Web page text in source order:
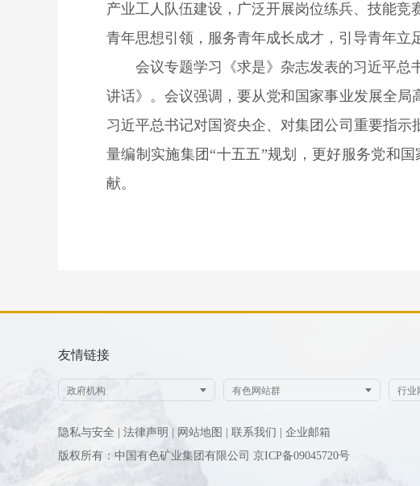
产业工人队伍建设，广泛开展岗位练兵、技能
青年思想引领，服务青年成长成才，引导青年立
会议专题学习《求是》杂志发表的习近平
讲话》。会议强调，要从党和国家事业发展全
习近平总书记对国资央企、对集团公司重要指
量编制实施集团“十五五”规划，更好服务党和
献。
友情链接
隐私与安全 | 法律声明 | 网站地图 | 联系我们 |
企业邮箱
版权所有：中国有色矿业集团有限公司 京ICP备09045720号